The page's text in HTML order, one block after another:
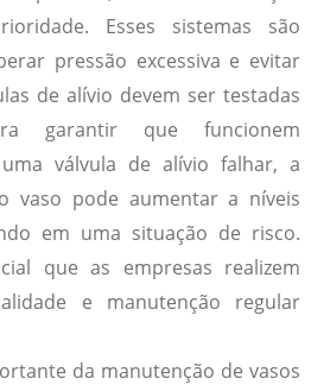
Esses sistemas são
pressão excessiva e evitar
de alívio devem ser testadas
garantir que funcionem
válvula de alívio falhar, a
vaso pode aumentar a níveis
em uma situação de risco.
que as empresas realizem
e manutenção regular
da manutenção de vasos